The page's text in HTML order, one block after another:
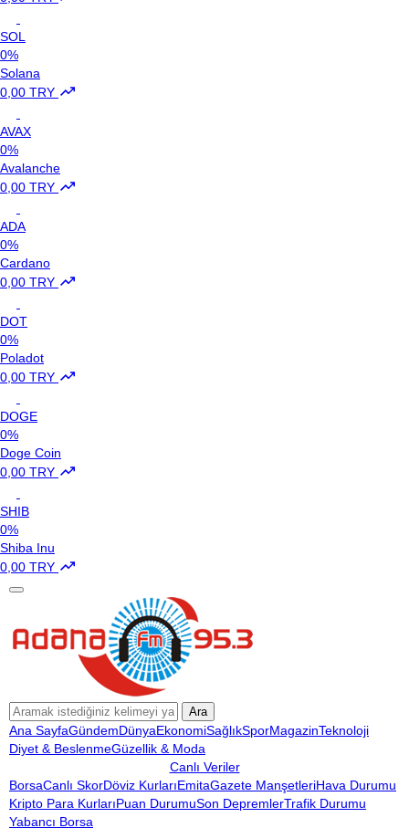
SOL
0%
Solana
0,00 TRY
AVAX
0%
Avalanche
0,00 TRY
ADA
0%
Cardano
0,00 TRY
DOT
0%
Poladot
0,00 TRY
DOGE
0%
Doge Coin
0,00 TRY
SHIB
0%
Shiba Inu
0,00 TRY
Ara
Ana SayfaGündemDünyaEkonomiSağlıkSporMagazinTeknoloji
Diyet & BeslenmeGüzellik & Moda
Canlı Veriler
BorsaCanlı SkorDöviz KurlarıEmitaGazete ManşetleriHava Durumu
Kripto Para KurlarıPuan DurumuSon DepremlerTrafik Durumu
Yabancı Borsa